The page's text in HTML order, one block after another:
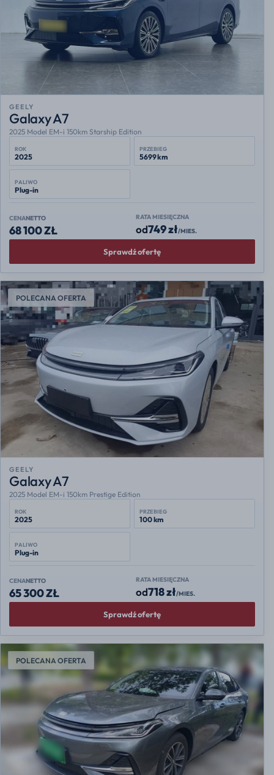
GEELY
Galaxy A7
2025 Model EM-i 150km Starship Edition
ROK
2025
PRZEBIEG
5699 km
PALIWO
Plug-in
CENANETTO
68 100 ZŁ
RATA MIESIĘCZNA
od749 zł/MIES.
Sprawdź ofertę
POLECANA OFERTA
GEELY
Galaxy A7
2025 Model EM-i 150km Prestige Edition
ROK
2025
PRZEBIEG
100 km
PALIWO
Plug-in
CENANETTO
65 300 ZŁ
RATA MIESIĘCZNA
od718 zł/MIES.
Sprawdź ofertę
POLECANA OFERTA